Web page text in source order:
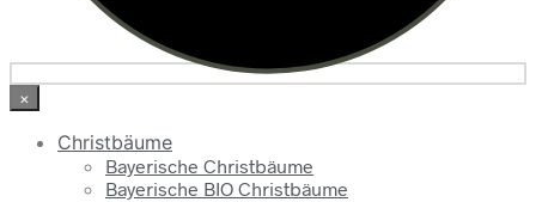
×
Christbäume
Bayerische Christbäume
Bayerische BIO Christbäume